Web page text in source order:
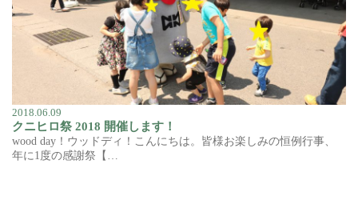
2018.06.09
クニヒロ祭 2018 開催します！
wood day！ウッドディ！こんにちは。皆様お楽しみの恒例行事、
年に1度の感謝祭【…